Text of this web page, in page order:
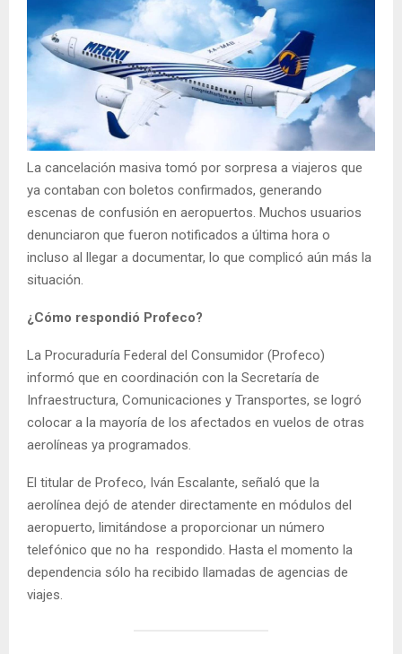
La cancelación masiva tomó por sorpresa a viajeros que
ya contaban con boletos confirmados, generando
escenas de confusión en aeropuertos. Muchos usuarios
denunciaron que fueron notificados a última hora o
incluso al llegar a documentar, lo que complicó aún más la
situación.
¿Cómo respondió Profeco?
La Procuraduría Federal del Consumidor (Profeco)
informó que en coordinación con la Secretaría de
Infraestructura, Comunicaciones y Transportes, se logró
colocar a la mayoría de los afectados en vuelos de otras
aerolíneas ya programados.
El titular de Profeco, Iván Escalante, señaló que la
aerolínea dejó de atender directamente en módulos del
aeropuerto, limitándose a proporcionar un número
telefónico que no ha respondido. Hasta el momento la
dependencia sólo ha recibido llamadas de agencias de
viajes.